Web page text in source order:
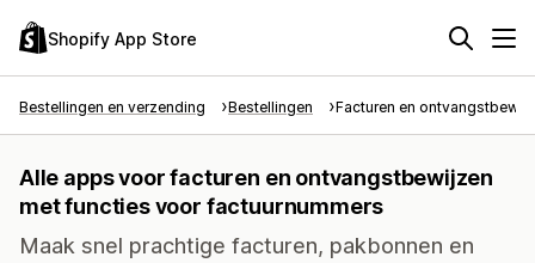
Shopify App Store
Bestellingen en verzending Bestellingen Facturen en
Alle apps voor facturen en ontvangstbewijzen
met functies voor factuurnummers
Maak snel prachtige facturen, pakbonnen en